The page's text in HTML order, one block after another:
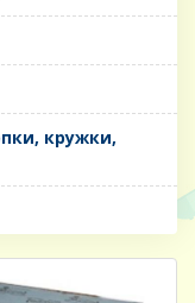
кружки,